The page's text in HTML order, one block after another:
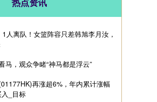
人离队！女篮阵容只差韩旭李月汝，
马，观众争睹“神马都是浮云”
再涨超6%，年内累计涨幅
_目标